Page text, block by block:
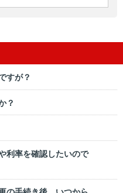
すが？
？
利率を確認したいので